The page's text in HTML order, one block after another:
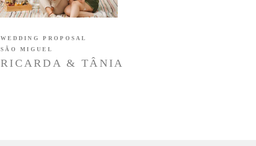
RICARDA & TÂNIA
WEDDING PROPOSAL
SÃO MIGUEL